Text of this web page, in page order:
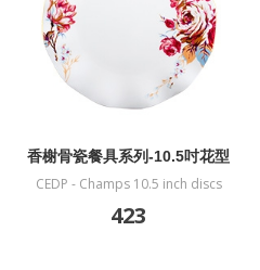
香榭骨瓷餐具系列-10.5吋花型
盤
CEDP - Champs 10.5 inch discs
423